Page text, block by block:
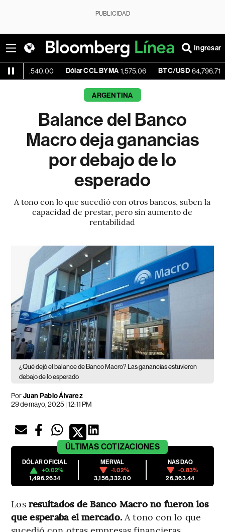
PUBLICIDAD
Ingresar
Dólar CCL BYMA 1,575.06 BTC/USD 64,796.71 +0.78%
ARGENTINA
Balance del Banco
Macro deja ganancias
por debajo de lo
esperado
A tono con lo que sucedió con otros bancos, suben la
capacidad de prestar, pero sin aumento de
rentabilidad
¿Qué dejó el balance de Banco Macro? Las ganancias estuvieron
debajo de lo esperado
PorJuan Pablo Álvarez
29 de mayo, 2025 | 12:11 PM
ÚLTIMAS COTIZACIONES
DÓLAR OFICIAL
+0.02%
1,496.2634
MERVAL
-1.02%
3,156,332.00
NASDAQ
-0.83%
26,363.44
Losresultados de Banco Macro no fueron los
que esperaba el mercado. A tono con lo que